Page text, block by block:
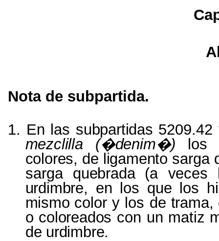
Nota de subpartida.
1. En las subpartidas
mezclilla (�denim�)
colores, de ligamento sarga
sarga quebrada (a veces
urdimbre, en los que los
mismo color y los de
o coloreados con un matiz
de urdimbre.